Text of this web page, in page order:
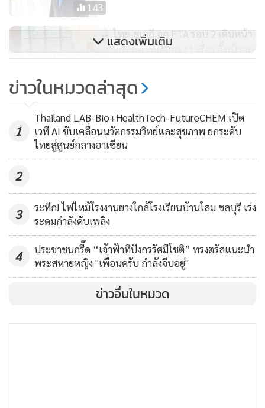
143
ไทย-ยูเออี ถก FTA รอบ 2 เดินหน้า
ยกร่างความตกลง 11 เรื่อง ตั้งเป้าจบ
907
ลุ้นปีนี้ส่งออกข้าวทะลุ 8 ล้านตัน เอ
ลนีโญ ความมั่นคงอาหาร บาทอ่อน
หนุน “รณรงค์” สบช่องนำเอกชนลุย
เปิดตลาด
แสดงเพิ่มเติม
ข่าวในหมวดล่าสุด
1
Thailand LAB-Bio+HealthTech-FutureCHEM เปิด
เวที AI ขับเคลื่อนนวัตกรรมวิทย์และสุขภาพ ยกระดับ
ไทยสู่ศูนย์กลางอาเซียน
2
3
ระทึก! ไฟไหม้โรงงานยางใกล้โรงเรียนบ้านโสม ชลบุรี เร่ง
ระดมกำลังดับเพลิง
4
ประชาชนกรี๊ด “เจ้าฟ้าทีปังกรรัศมีโชติ” ทรงตรัสแนะนำ
พระสหายหญิง "เพื่อนครับ กำลังจีบอยู่"
ข่าวอื่นในหมวด